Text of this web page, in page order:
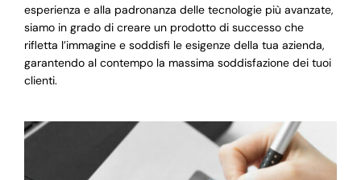
esperienza e alla padronanza delle tecnologie più avanzate,
siamo in grado di creare un prodotto di successo che
rifletta l’immagine e soddisfi le esigenze della tua azienda,
garantendo al contempo la massima soddisfazione dei tuoi
clienti.